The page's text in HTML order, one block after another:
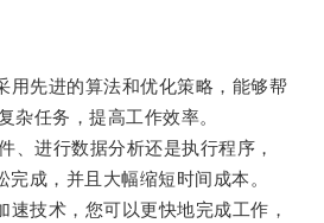
先进的算法和优化策略，能够帮
杂任务，提高工作效率。
进行数据分析还是执行程序，
成，并且大幅缩短时间成本。
技术，您可以更快地完成工作，